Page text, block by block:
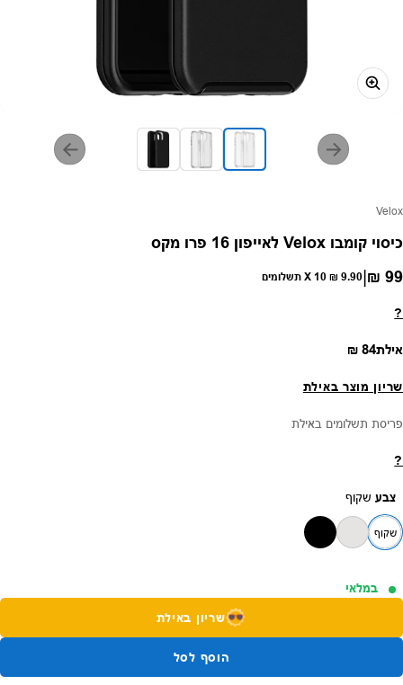
ספק:
Velox
כיסוי קומבו Velox לאייפון 16 פרו מקס
מחיר רגיל
99 ₪
|
9.90 ₪ X 10 תשלומים
?
אילתמחיר רגיל
84 ₪
שריון מוצר באילת
פריסת תשלומים באילת
?
צבע שקוף
שקוף
במלאי
שריון באילת
הוסף לסל